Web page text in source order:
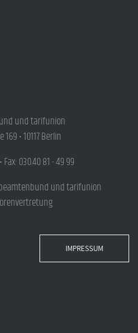
und tarifunion
• 10117 Berlin
Fax: 030.40 81 - 49 99
und tarifunion
IMPRESSUM